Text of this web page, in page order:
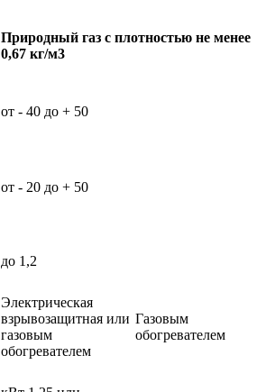
Природный газ с плотностью не менее
0,67 кг/м3
от - 40 до + 50
от - 20 до + 50
до 1,2
Электрическая
взрывозащитная или
газовым
обогревателем
Газовым
обогревателем